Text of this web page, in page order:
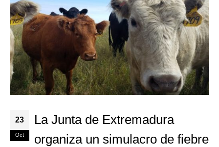
23
Oct
La Junta de Extremadura
organiza un simulacro de fiebre